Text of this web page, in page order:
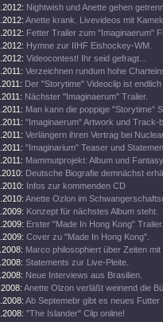
Nightwish und Anette gehen
Anette krank. Livevideos mit
Fetter Trailer zum "Imaginaerum"
Hymne zur IIHF Eishockey-WM.
Videocontest! Ihr seid gefragt...
Verzeichnen rundum hohe
Der "Storytime" Videoclip ist endlich
Nächster "Imaginaerum" Trailer.
Man kann die poppige "Storytime"
"Imaginaerum" Artwork und Track-
Verlängern ihren Vertrag bei
"Imaginarium" Teaser und
Mammutprojekt: Album und
Deutsche Biografie demnächst
Infos zur kommenden CD
Anette Ozlon im
Konzept für nächstes Album steht.
Erster "Made In Hong Kong" Trailer.
Cover zu "Made In Hong Kong".
Marco philosophiert über Zeiten mit
Statements zur Live-Pleite.
Neue Interviews aus Brasilien.
Anette Olzon verläßt weinend die
Ab Septemebr gibt es neues Futter
"The Islander" Clip online!